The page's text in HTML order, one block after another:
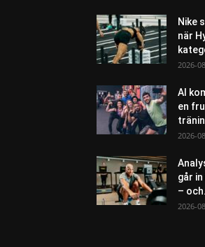
Nike
när
2026-
AI
en
2026-
går
–
2026-